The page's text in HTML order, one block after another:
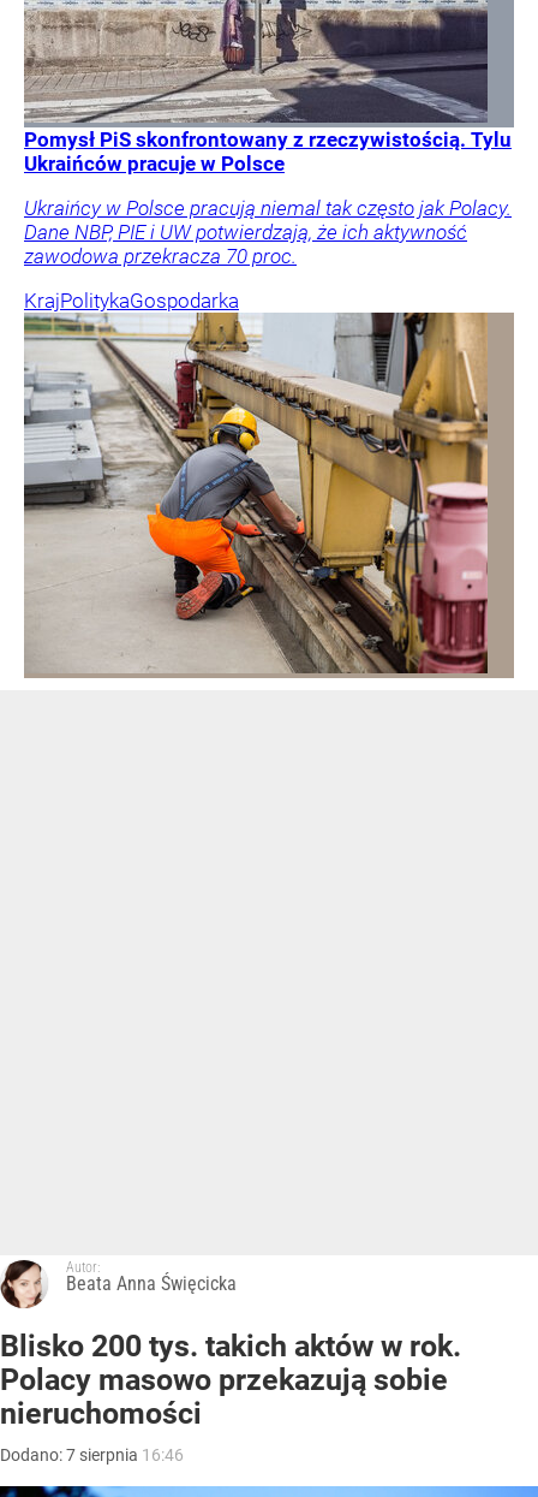
Pomysł PiS skonfrontowany z rzeczywistością. Tylu
Ukraińców pracuje w Polsce
Ukraińcy w Polsce pracują niemal tak często jak Polacy.
Dane NBP, PIE i UW potwierdzają, że ich aktywność
zawodowa przekracza 70 proc.
KrajPolitykaGospodarka
Autor:
Beata Anna Święcicka
Blisko 200 tys. takich aktów w rok.
Polacy masowo przekazują sobie
nieruchomości
Dodano:7 sierpnia 16:46